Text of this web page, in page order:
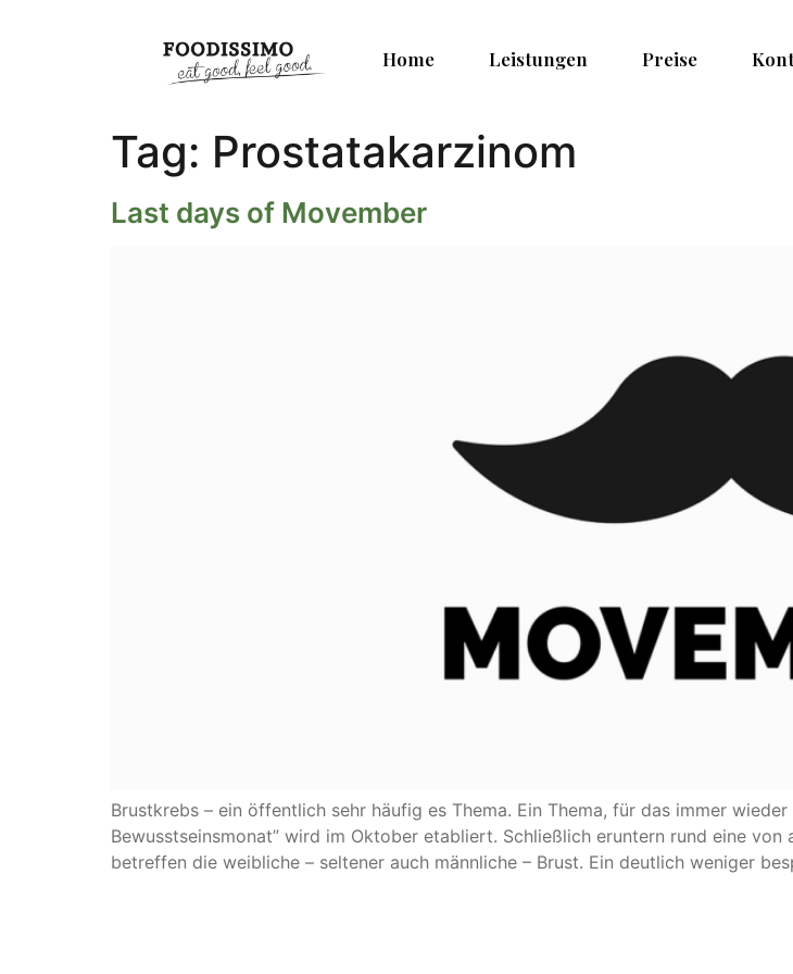
Home Leistungen Preise
Tag: Prostatakarzinom
Last days of Movember
Brustkrebs – ein öffentlich sehr häufig es Thema. Ein Thema, für das immer
Bewusstseinsmonat” wird im Oktober etabliert. Schließlich eruntern rund eine von
betreffen die weibliche – seltener auch männliche – Brust. Ein deutlich weniger